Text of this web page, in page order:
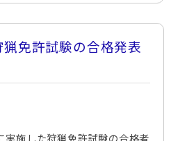
免許試験の合格発表
施した狩猟免許試験の合格者